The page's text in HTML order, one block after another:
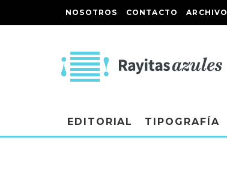
NOSOTROS CONTACTO ARCHIVO
EDITORIAL TIPOGRAFÍA